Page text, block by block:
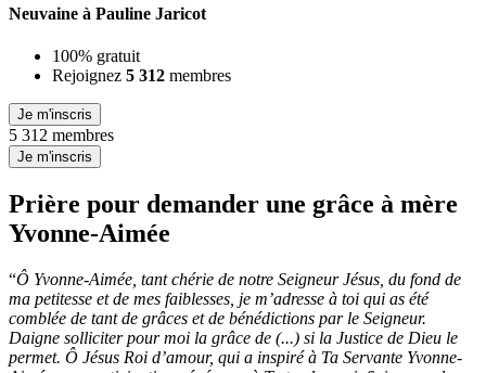
Neuvaine à Pauline Jaricot
100% gratuit
Rejoignez 5 312 membres
Je m'inscris
5 312 membres
Je m'inscris
Prière pour demander une grâce à mère
Yvonne-Aimée
“Ô Yvonne-Aimée, tant chérie de notre Seigneur Jésus, du fond de
ma petitesse et de mes faiblesses, je m’adresse à toi qui as été
comblée de tant de grâces et de bénédictions par le Seigneur.
Daigne solliciter pour moi la grâce de (...) si la Justice de Dieu le
permet. Ô Jésus Roi d’amour, qui a inspiré à Ta Servante Yvonne-